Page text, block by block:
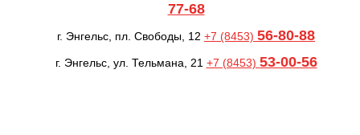
77-68
г. Энгельс, пл. Свободы, 12 +7 (8453) 56-80-88
г. Энгельс, ул. Тельмана, 21 +7 (8453) 53-00-56